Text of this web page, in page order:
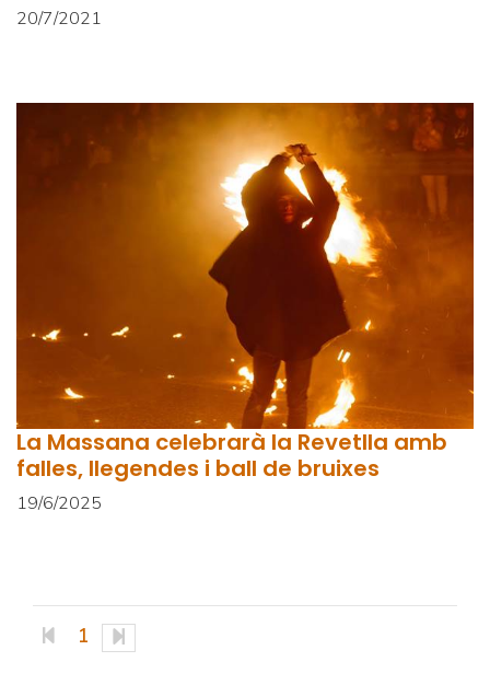
20/7/2021
La Massana celebrarà la Revetlla amb
falles, llegendes i ball de bruixes
19/6/2025
1